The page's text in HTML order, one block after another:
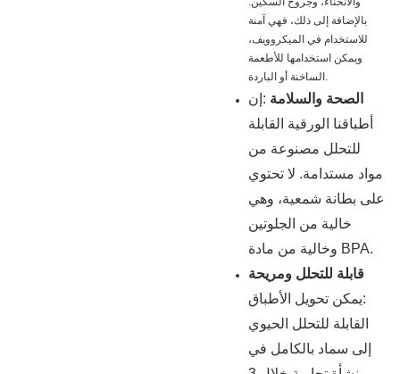
بالإضافة إلى ذلك، فهي آمنة
للاستخدام في الميكروويف،
ويمكن استخدامها للأطعمة
الساخنة أو الباردة.
الصحة والسلامة :إن
أطباقنا الورقية القابلة
للتحلل مصنوعة من
مواد مستدامة. لا تحتوي
على بطانة شمعية، وهي
خالية من الجلوتين
وخالية من مادة BPA.
قابلة للتحلل ومريحة
:يمكن تحويل الأطباق
القابلة للتحلل الحيوي
إلى سماد بالكامل في